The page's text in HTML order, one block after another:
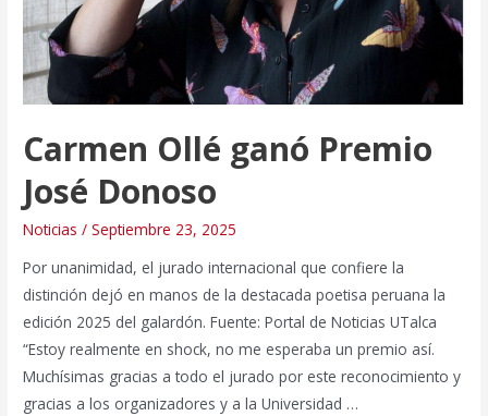
por
centenario
Carmen Ollé ganó Premio
José Donoso
Noticias /Septiembre 23, 2025
Por unanimidad, el jurado internacional que confiere la
distinción dejó en manos de la destacada poetisa peruana la
edición 2025 del galardón. Fuente: Portal de Noticias UTalca
“Estoy realmente en shock, no me esperaba un premio así.
Muchísimas gracias a todo el jurado por este reconocimiento y
gracias a los organizadores y a la Universidad …